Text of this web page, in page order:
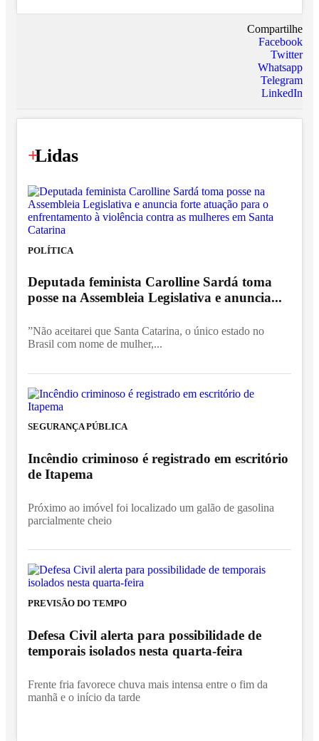
Compartilhe
Facebook
Twitter
Whatsapp
Telegram
LinkedIn
+
Lidas
POLÍTICA
Deputada feminista Carolline Sardá toma
posse na Assembleia Legislativa e anuncia...
”Não aceitarei que Santa Catarina, o único estado no
Brasil com nome de mulher,...
SEGURANÇA PÚBLICA
Incêndio criminoso é registrado em escritório
de Itapema
Próximo ao imóvel foi localizado um galão de gasolina
parcialmente cheio
PREVISÃO DO TEMPO
Defesa Civil alerta para possibilidade de
temporais isolados nesta quarta-feira
Frente fria favorece chuva mais intensa entre o fim da
manhã e o início da tarde